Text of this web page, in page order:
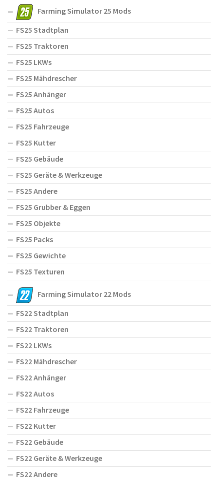
Farming Simulator 25 Mods
FS25 Stadtplan
FS25 Traktoren
FS25 LKWs
FS25 Mähdrescher
FS25 Anhänger
FS25 Autos
FS25 Fahrzeuge
FS25 Kutter
FS25 Gebäude
FS25 Geräte & Werkzeuge
FS25 Andere
FS25 Grubber & Eggen
FS25 Objekte
FS25 Packs
FS25 Gewichte
FS25 Texturen
Farming Simulator 22 Mods
FS22 Stadtplan
FS22 Traktoren
FS22 LKWs
FS22 Mähdrescher
FS22 Anhänger
FS22 Autos
FS22 Fahrzeuge
FS22 Kutter
FS22 Gebäude
FS22 Geräte & Werkzeuge
FS22 Andere